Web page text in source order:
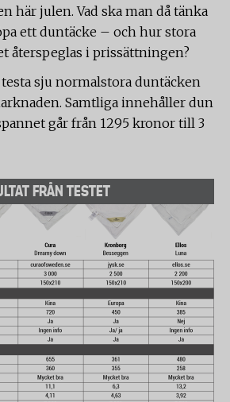
här julen. Vad ska man då tänka
ett duntäcke – och hur stora
återspeglas i prissättningen?
sju normalstora duntäcken
Samtliga innehåller dun
går från 1295 kronor till 3
FRÅN TESTET